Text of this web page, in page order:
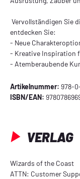
Vervollständigen Sie
entdecken Sie:
- Neue
- Kreative Inspiration
- Atemberaubende
Artikelnummer: 978-
ISBN/EAN:
VERLAG
Wizards of the Coast
ATTN: Customer